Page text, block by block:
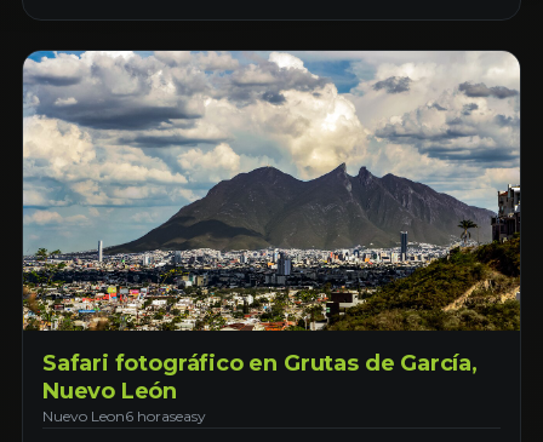
Safari fotográfico en Grutas de García,
Nuevo León
Nuevo Leon6 horaseasy